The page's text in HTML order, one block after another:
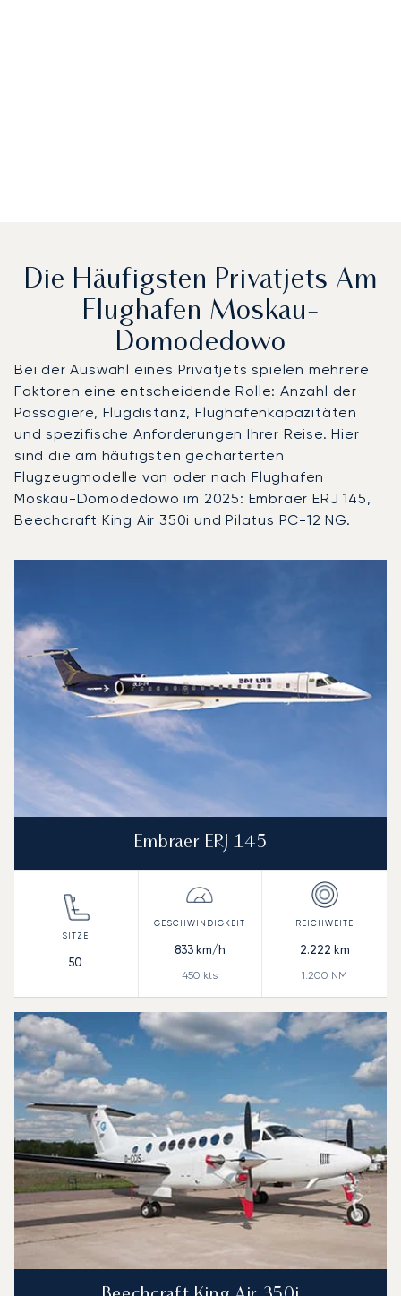
Die Häufigsten Privatjets Am
Flughafen Moskau-
Domodedowo
Bei der Auswahl eines Privatjets spielen mehrere
Faktoren eine entscheidende Rolle: Anzahl der
Passagiere, Flugdistanz, Flughafenkapazitäten
und spezifische Anforderungen Ihrer Reise. Hier
sind die am häufigsten gecharterten
Flugzeugmodelle von oder nach Flughafen
Moskau-Domodedowo im 2025: Embraer ERJ 145,
Beechcraft King Air 350i und Pilatus PC-12 NG.
Embraer ERJ 145
50
833km/h
450 kts
2.222 km
1.200 NM